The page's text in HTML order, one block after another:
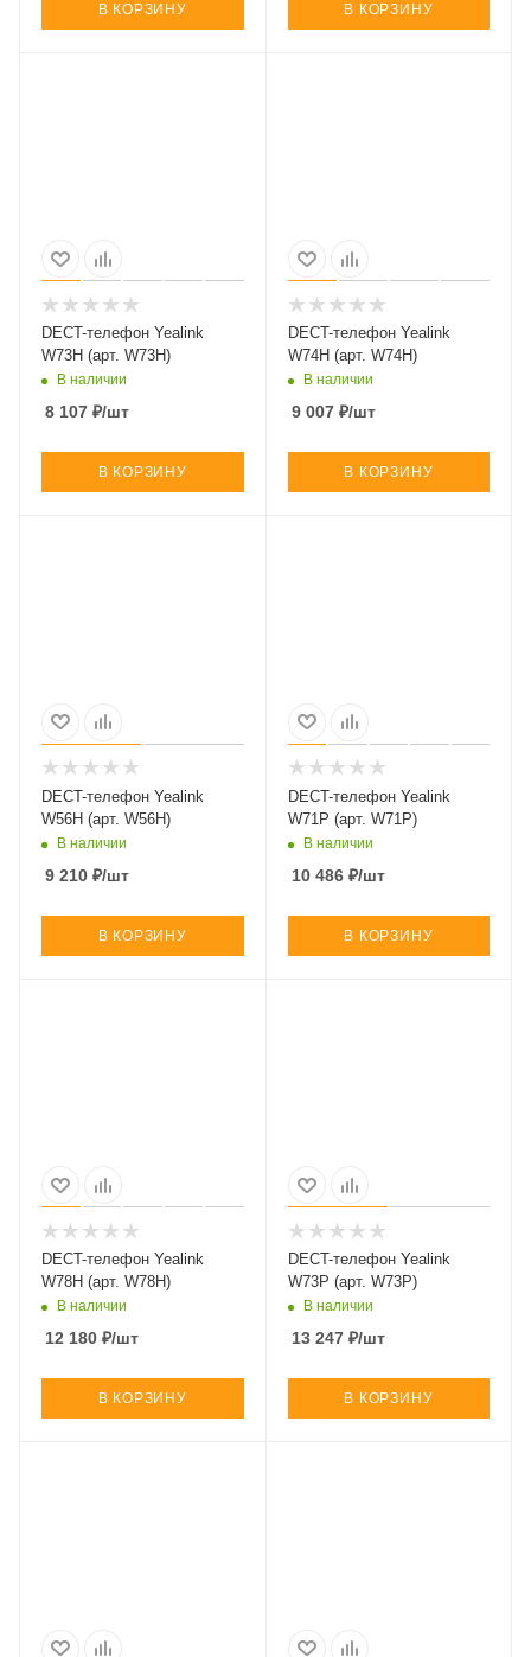
В КОРЗИНУ В КОРЗИНУ
DECT-телефон Yealink
W73H (арт. W73H)
В наличии
8 107 ₽/шт
В КОРЗИНУ
DECT-телефон Yealink
W74H (арт. W74H)
В наличии
9 007₽/шт
В КОРЗИНУ
DECT-телефон Yealink
W56H (арт. W56H)
В наличии
9 210 ₽/шт
В КОРЗИНУ
DECT-телефон Yealink
W71P (арт. W71P)
В наличии
10 486₽/шт
В КОРЗИНУ
DECT-телефон Yealink
W78H (арт. W78H)
В наличии
12 180 ₽/шт
В КОРЗИНУ
DECT-телефон Yealink
W73P (арт. W73P)
В наличии
13 247₽/шт
В КОРЗИНУ